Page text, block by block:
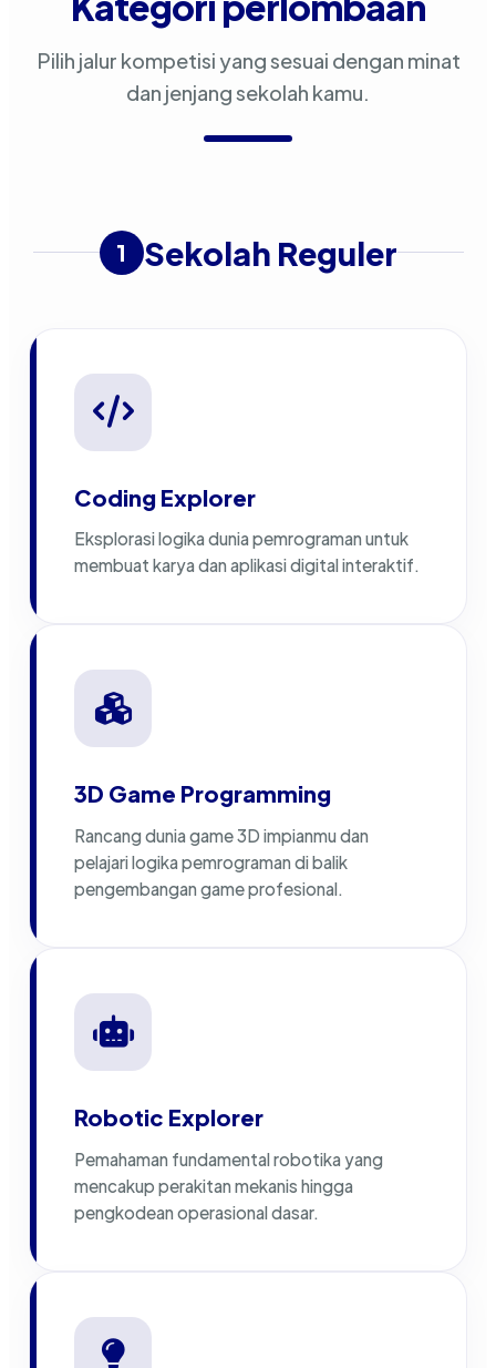
Pilih jalur kompetisi yang sesuai dengan minat
dan jenjang sekolah kamu.
1 Sekolah Reguler
Coding Explorer
Eksplorasi logika dunia pemrograman untuk
membuat karya dan aplikasi digital interaktif.
3D Game Programming
Rancang dunia game 3D impianmu dan
pelajari logika pemrograman di balik
pengembangan game profesional.
Robotic Explorer
Pemahaman fundamental robotika yang
mencakup perakitan mekanis hingga
pengkodean operasional dasar.